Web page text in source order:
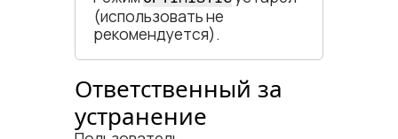
(использовать не
рекомендуется).
Ответственный за
устранение